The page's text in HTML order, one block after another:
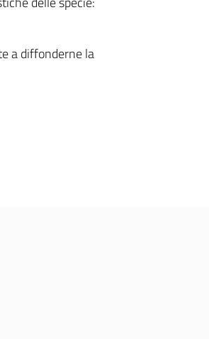
a diffonderne la